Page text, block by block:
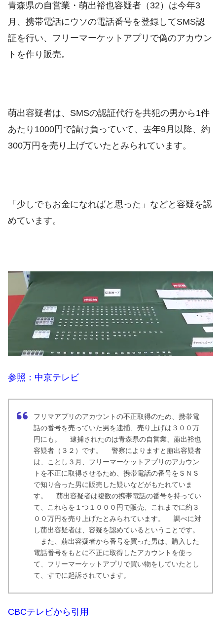
青森県の自営業・萌出裕也容疑者（32）は今年3
月、携帯電話にウソの電話番号を登録してSMS認
証を行い、フリーマーケットアプリで偽のアカウン
トを作り販売。
萌出容疑者は、SMSの認証代行を共犯の男から1件
あたり1000円で請け負っていて、去年9月以降、約
300万円を売り上げていたとみられています。
「少しでもお金になればと思った」などと容疑を認
めています。
参照：中京テレビ
フリマアプリのアカウントの不正取得のため、携帯電
話の番号を売っていた男を逮捕、売り上げは３００万
円にも。 逮捕されたのは青森県の自営業、萠出裕也
容疑者（３２）です。 警察によりますと萠出容疑者
は、ことし３月、フリーマーケットアプリのアカウン
トを不正に取得させるため、携帯電話の番号をＳＮＳ
で知り合った男に販売した疑いなどがもたれていま
す。 萠出容疑者は複数の携帯電話の番号を持ってい
て、これらを１つ１０００円で販売、これまでに約３
００万円を売り上げたとみられています。 調べに対
し萠出容疑者は、容疑を認めているということです。
また、萠出容疑者から番号を買った男は、購入した
電話番号をもとに不正に取得したアカウントを使っ
て、フリーマーケットアプリで買い物をしていたとし
て、すでに起訴されています。
CBCテレビから引用